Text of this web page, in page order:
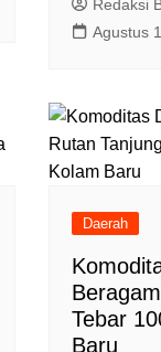
Redaksi
Agustus
Daerah
Tebar
Baru